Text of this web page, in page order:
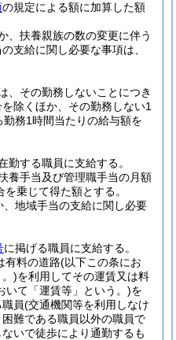
の規定による額に加算した額
、扶養親族の数の変更に伴う
支給に関し必要な事項は、
、その勤務しないことにつき
除くほか、その勤務しない1
勤務1時間当たりの給与額を
勤する職員に支給する。
養手当及び管理職手当の月額
乗じて得た額とする。
地域手当の支給に関し必要
に掲げる職員に支給する。
有料の道路(以下この条にお
)を利用してその運賃又は料
いて「運賃等」という。)を
員(交通機関等を利用しなけ
難である職員以外の職員で
いで徒歩により通勤するも